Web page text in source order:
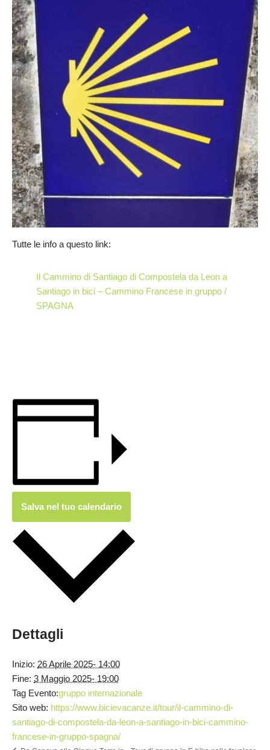
Tutte le info a questo link:
Il Cammino di Santiago di Compostela da Leon a
Santiago in bici – Cammino Francese in gruppo /
SPAGNA
Salva nel tuo calendario
Dettagli
Inizio: 26 Aprile 2025- 14:00
Fine: 3 Maggio 2025- 19:00
Tag Evento:gruppo internazionale
Sito web: https://www.bicievacanze.it/tour/il-cammino-di-
santiago-di-compostela-da-leon-a-santiago-in-bici-cammino-
francese-in-gruppo-spagna/